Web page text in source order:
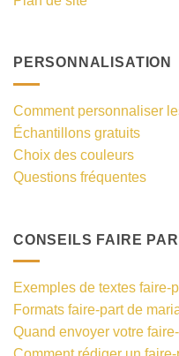
PERSONNALISATION
Comment personnaliser
Échantillons gratuits
Choix des couleurs
Questions fréquentes
CONSEILS FAIRE
Exemples de textes faire-
Formats faire-part de
Quand envoyer votre